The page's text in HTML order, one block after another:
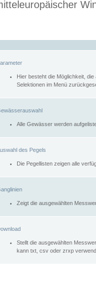
Hier besteht die Möglichkeit,
Selektionen im Menü
Alle Gewässer werden
des Pegels
Die Pegellisten zeigen alle
Zeigt die ausgewählten
Stellt die ausgewählten
kann txt, csv oder zrxp